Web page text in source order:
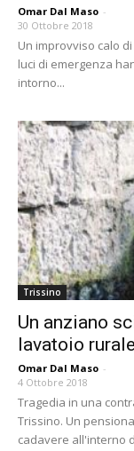
Omar Dal Maso -
30 Ottobre 2018
Un improvviso calo
luci di emergenza
intorno...
Trissino
Un anziano
lavatoio
Omar Dal Maso -
4 Ottobre 2018
Tragedia in una
Trissino. Un
cadavere all'interno